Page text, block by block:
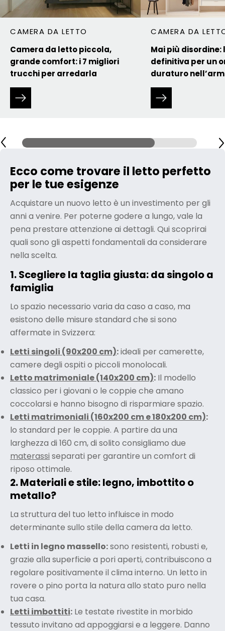
CAMERA DA LETTO
Camera da letto piccola,
grande comfort: i 7 migliori
trucchi per arredarla
CAMERA DA
Mai più disordine:
definitiva per un
duraturo
Ecco come trovare il letto perfetto
per le tue esigenze
Acquistare un nuovo letto è un investimento per gli
anni a venire. Per poterne godere a lungo, vale la
pena prestare attenzione ai dettagli. Qui scoprirai
quali sono gli aspetti fondamentali da considerare
nella scelta.
1. Scegliere la taglia giusta: da singolo a
famiglia
Lo spazio necessario varia da caso a caso, ma
esistono delle misure standard che si sono
affermate in Svizzera:
Letti singoli (90x200 cm):ideali per camerette,
camere degli ospiti o piccoli monolocali.
Letto matrimoniale (140x200 cm): Il modello
classico per i giovani o le coppie che amano
coccolarsi e hanno bisogno di risparmiare spazio.
Letti matrimoniali (160x200 cm e 180x200 cm):
lo standard per le coppie. A partire da una
larghezza di 160 cm, di solito consigliamo due
materassi separati per garantire un comfort di
riposo ottimale.
2. Materiali e stile: legno, imbottito o
metallo?
La struttura del tuo letto influisce in modo
determinante sullo stile della camera da letto.
Letti in legno massello:sono resistenti, robusti e,
grazie alla superficie a pori aperti, contribuiscono a
regolare positivamente il clima interno. Un letto in
rovere o pino porta la natura allo stato puro nella
tua casa.
Letti imbottiti: Le testate rivestite in morbido
tessuto invitano ad appoggiarsi e a leggere. Danno